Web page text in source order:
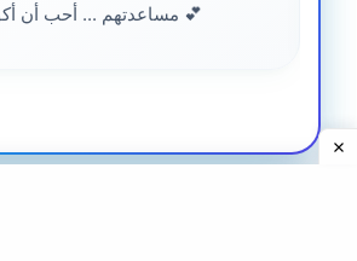
مساعدتهم ... أحب أن أكون جزءا منهم 💕